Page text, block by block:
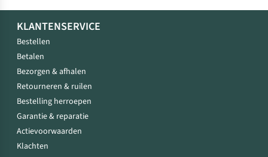
KLANTENSERVICE
Bestellen
Betalen
Bezorgen & afhalen
Retourneren & ruilen
Bestelling herroepen
Garantie & reparatie
Actievoorwaarden
Klachten